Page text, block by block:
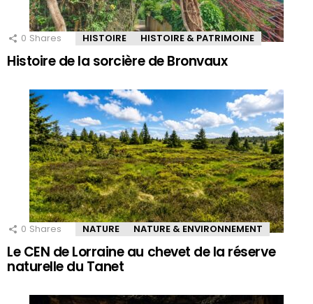
0 Shares HISTOIRE HISTOIRE & PATRIMOINE
Histoire de la sorcière de Bronvaux
0 Shares NATURE NATURE & ENVIRONNEMENT
Le CEN de Lorraine au chevet de la réserve
naturelle du Tanet